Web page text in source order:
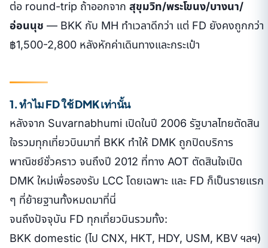
ต่อ round-trip ถ้าออกจาก สุขุมวิท/พระโขนง/บางนา/
อ่อนนุช — BKK กับ MH ทำเวลาดีกว่า แต่ FD ยังคงถูกกว่า
฿1,500-2,800 หลังหักค่าเดินทางและกระเป๋า
1. ทำไม FD ใช้ DMK เท่านั้น
หลังจาก Suvarnabhumi เปิดในปี 2006 รัฐบาลไทยตัดสิน
ใจรวมทุกเที่ยวบินมาที่ BKK ทำให้ DMK ถูกปิดบริการ
พาณิชย์ชั่วคราว จนถึงปี 2012 ที่ทาง AOT ตัดสินใจเปิด
DMK ใหม่เพื่อรองรับ LCC โดยเฉพาะ และ FD ก็เป็นรายแรก
ๆ ที่ย้ายฐานทั้งหมดมาที่นี่
จนถึงปัจจุบัน FD ทุกเที่ยวบินรวมทั้ง:
BKK domestic (ไป CNX, HKT, HDY, USM, KBV ฯลฯ)